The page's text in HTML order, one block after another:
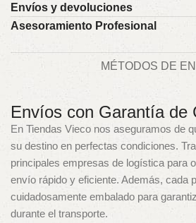
Envíos y devoluciones
Asesoramiento Profesional
MÉTODOS DE
Envíos con Garantía de
En Tiendas Vieco nos aseguramos de
su destino en perfectas condiciones.
principales empresas de logística para
envío rápido y eficiente. Además, cada
cuidadosamente embalado para
durante el transporte.